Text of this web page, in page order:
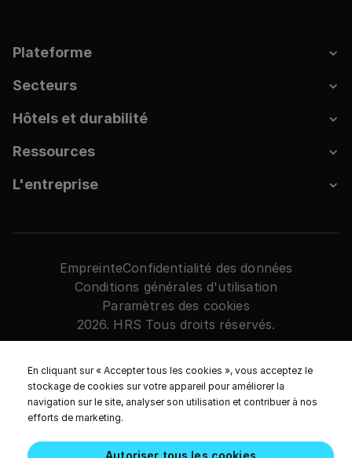
Plateforme
Secteurs
Hôtels et durabilité
Ressources
L'entreprise
2026. HRS Tous droits réservés.
EmpreinteConfidentialité des données
Conditions générales d'utilisation
Paramètres des cookies
En cliquant sur « Accepter tous les cookies », vous acceptez le
stockage de cookies sur votre appareil pour améliorer la
navigation sur le site, analyser son utilisation et contribuer à nos
efforts de marketing.
Autoriser tous les cookies